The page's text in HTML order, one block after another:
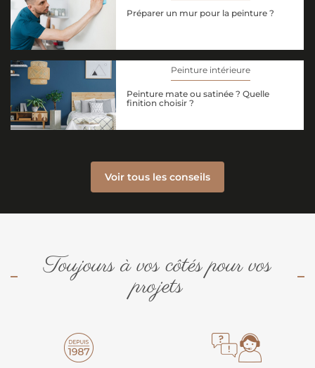
Préparer un mur pour la peinture ?
Peinture intérieure
Peinture mate ou satinée ? Quelle
finition choisir ?
Voir tous les conseils
Toujours à vos côtés pour vos
projets